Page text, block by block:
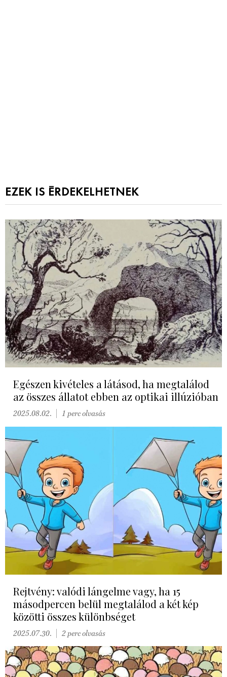
EZEK IS ÉRDEKELHETNEK
Egészen kivételes a látásod, ha megtalálod
az összes állatot ebben az optikai illúzióban
2025.08.02. 1 perc olvasás
Rejtvény: valódi lángelme vagy, ha 15
másodpercen belül megtalálod a két kép
közötti összes különbséget
2025.07.30. 2 perc olvasás